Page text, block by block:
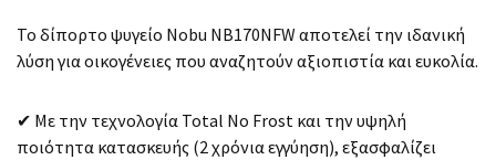
Το δίπορτο ψυγείο Nobu NB170NFW αποτελεί την ιδανική
λύση για οικογένειες που αναζητούν αξιοπιστία και ευκολία.
✔ Με την τεχνολογία Total No Frost και την υψηλή
ποιότητα κατασκευής (2 χρόνια εγγύηση), εξασφαλίζει